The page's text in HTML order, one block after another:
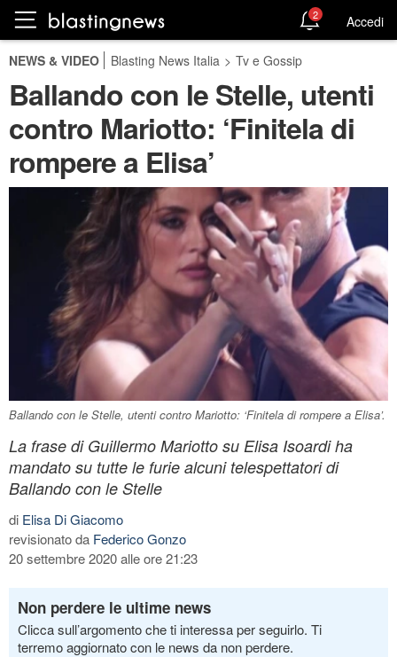
2 Accedi
NEWS & VIDEO Blasting News Italia > Tv e Gossip
Ballando con le Stelle, utenti
contro Mariotto: ‘Finitela di
rompere a Elisa’
Ballando con le Stelle, utenti contro Mariotto: ‘Finitela di rompere a Elisa’.
La frase di Guillermo Mariotto su Elisa Isoardi ha
mandato su tutte le furie alcuni telespettatori di
Ballando con le Stelle
di Elisa Di Giacomo
revisionato da Federico Gonzo
20 settembre 2020 alle ore 21:23
Non perdere le ultime news
Clicca sull’argomento che ti interessa per seguirlo. Ti
terremo aggiornato con le news da non perdere.